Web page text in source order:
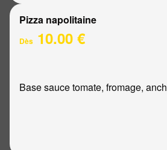
Pizza napolitaine
Dès 10.00 €
Base sauce tomate, fromage,